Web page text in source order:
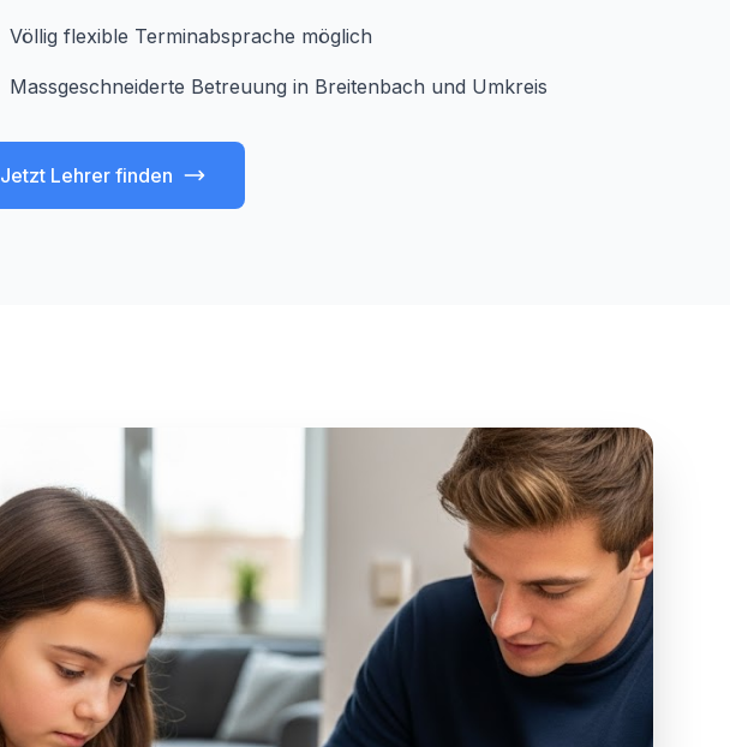
Völlig flexible Terminabsprache möglich
Massgeschneiderte Betreuung in Breitenbach und Umkreis
Jetzt Lehrer finden